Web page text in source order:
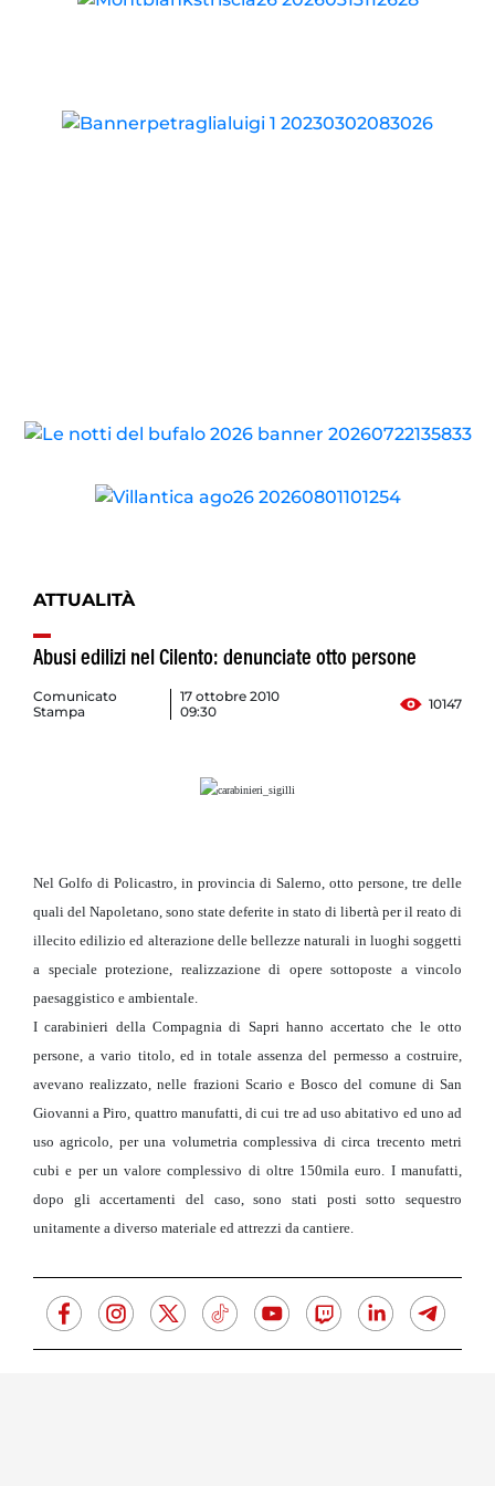
ATTUALITÀ
Abusi edilizi nel Cilento: denunciate otto persone
Comunicato
Stampa
17 ottobre 2010
09:30
10147
Nel Golfo di Policastro, in provincia di Salerno, otto persone, tre delle
quali del Napoletano, sono state deferite in stato di libertà per il reato di
illecito edilizio ed alterazione delle bellezze naturali in luoghi soggetti
a speciale protezione, realizzazione di opere sottoposte a vincolo
paesaggistico e ambientale.
I carabinieri della Compagnia di Sapri hanno accertato che le otto
persone, a vario titolo, ed in totale assenza del permesso a costruire,
avevano realizzato, nelle frazioni Scario e Bosco del comune di San
Giovanni a Piro, quattro manufatti, di cui tre ad uso abitativo ed uno ad
uso agricolo, per una volumetria complessiva di circa trecento metri
cubi e per un valore complessivo di oltre 150mila euro. I manufatti,
dopo gli accertamenti del caso, sono stati posti sotto sequestro
unitamente a diverso materiale ed attrezzi da cantiere.